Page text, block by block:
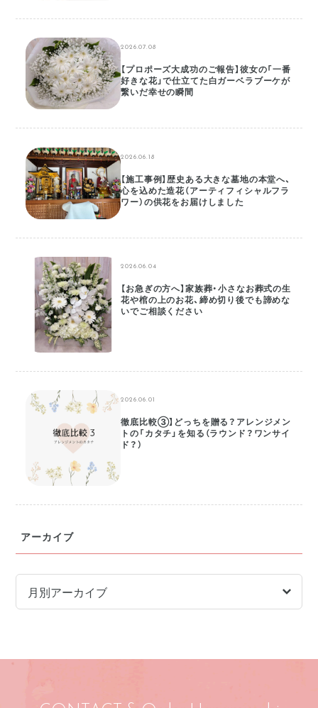
2026.07.08
【プロポーズ大成功のご報告】彼女の「一番
好きな花」で仕立てた白ガーベラブーケが
繋いだ幸せの瞬間
2026.06.18
【施工事例】歴史ある大きな墓地の本堂へ、
心を込めた造花（アーティフィシャルフラ
ワー）の供花をお届けしました
2026.06.04
【お急ぎの方へ】家族葬・小さなお葬式の生
花や棺の上のお花、締め切り後でも諦めな
いでご相談ください
2026.06.01
徹底比較③】どっちを贈る？アレンジメン
トの「カタチ」を知る（ラウンド？ワンサイ
ド？）
アーカイブ